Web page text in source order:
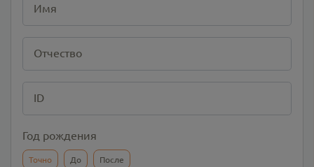
Имя
Отчество
ID
Год рождения
Точно До После